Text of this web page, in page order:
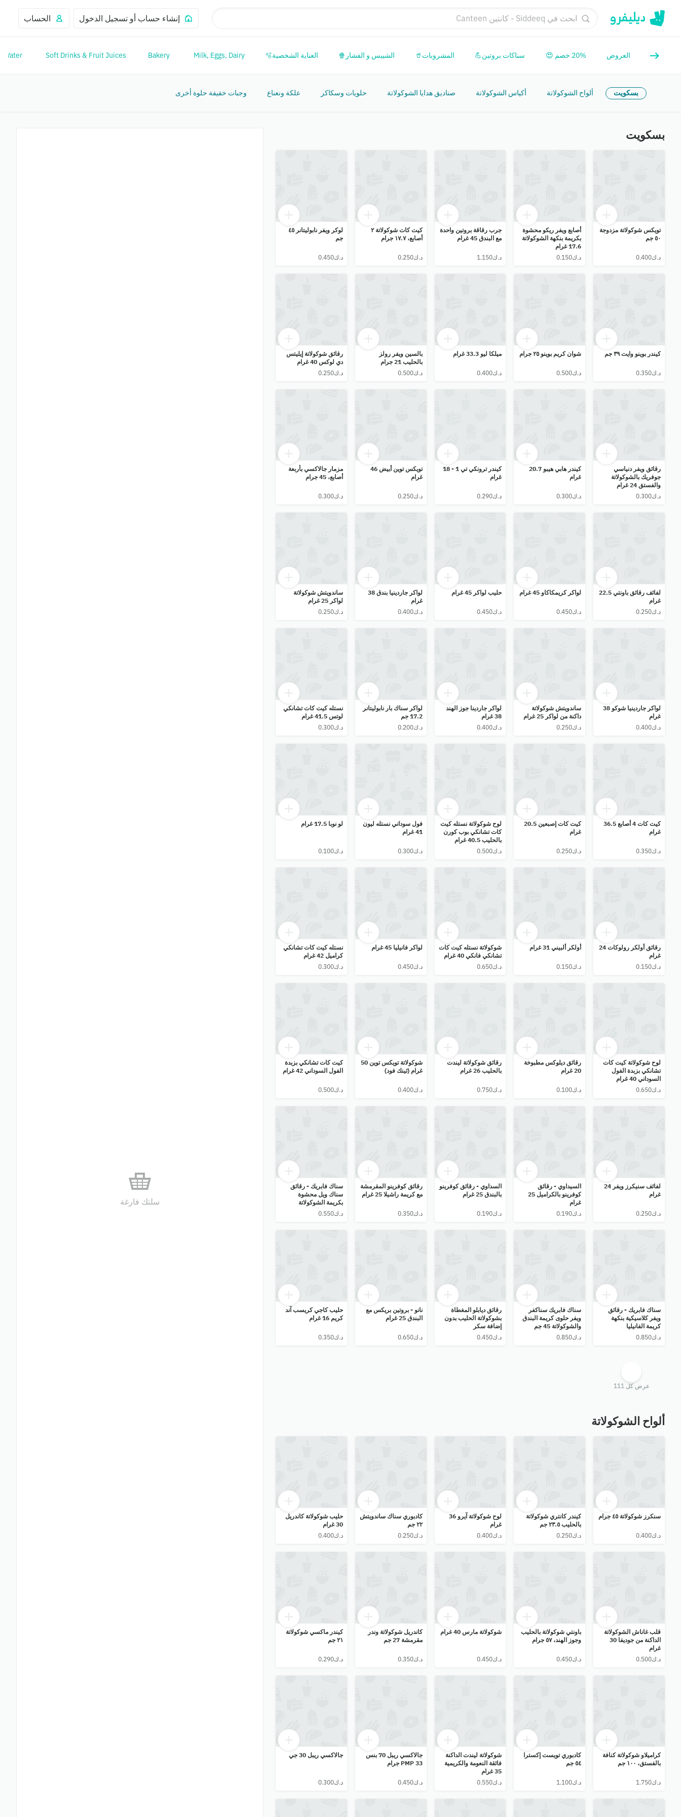
إنشاء حساب أو تسجيل الدخول الحساب
العروض 20% خصم 😍 سناكات بروتين💪 المشروبات🥤 الشيبس و الفشار🍿 العناية الشخصية🫧 Milk, Eggs, Dairy
Bakery
Soft Drinks & Fruit Juices
Water
بسكويت ألواح الشوكولاتة أكياس الشوكولاتة صناديق هدايا الشوكولاتة حلويات وسكاكر علكة ونعناع وجبات خفيفة حلوة أخرى
بسكويت
تويكس شوكولاتة مزدوجة
٥٠ جم
أصابع ويفر ريكو محشوة
بكريمة بنكهة الشوكولاتة
17.6 غرام
جرب رقاقة بروتين واحدة
مع البندق 45 غرام
كيت كات شوكولاتة ٢
أصابع، ١٧.٧ جرام
⁦د.ك0.250⁩
لوكر ويفر نابوليتانر ٤٥
جم
⁦د.ك0.450⁩
كيندر بوينو وايت ٣٩ جم شوان كريم بوينو ٢٥ جرام ميلكا ليو 33.3 غرام
بالسين ويفر رولز
بالحليب 21 جرام
⁦د.ك0.500⁩
رقائق شوكولاتة إيليتس
دي لوكس 40 غرام
⁦د.ك0.250⁩
رقائق ويفر دنياسي
جوفريك بالشوكولاتة
والفستق 24 غرام
كيندر هابي هيبو 20.7
غرام
كيندر ترونكي تي 1 - 18
غرام
تويكس توين أبيض 46
غرام
⁦د.ك0.250⁩
مزمار جالاكسي بأربعة
أصابع، 45 جرام
⁦د.ك0.300⁩
لفائف رقائق باونتي 22.5
غرام
لواكر كريمكاكاو 45 غرام حليب لواكر 45 غرام
لواكر جاردينيا بندق 38
غرام
⁦د.ك0.400⁩
ساندويتش شوكولاتة
لواكر 25 غرام
⁦د.ك0.250⁩
لواكر جاردينيا شوكو 38
غرام
ساندويتش شوكولاتة
داكنة من لواكر 25 غرام
لواكر جاردينا جوز الهند
38 غرام
لواكر سناك بار نابوليتانر
17.2 جم
⁦د.ك0.200⁩
نستله كيت كات تشانكي
لوتس 41.5 غرام
⁦د.ك0.300⁩
كيت كات 4 أصابع 36.5
غرام
كيت كات إصبعين 20.5
غرام
لوح شوكولاتة نستله كيت
كات تشانكي بوب كورن
بالحليب 40.5 غرام
فول سوداني نستله ليون
41 غرام
⁦د.ك0.300⁩
لو نوبا 17.5 غرام
⁦د.ك0.100⁩
رقائق أولكر رولوكات 24
غرام
أولكر ألبيني 31 غرام
شوكولاتة نستله كيت كات
تشانكي فانكي 40 غرام
لواكر فانيليا 45 غرام
⁦د.ك0.450⁩
نستله كيت كات تشانكي
كراميل 42 غرام
⁦د.ك0.300⁩
لوح شوكولاتة كيت كات
تشانكي بزبدة الفول
السوداني 40 غرام
رقائق ديلوكس مطبوخة
20 غرام
رقائق شوكولاتة ليندت
بالحليب 26 غرام
شوكولاتة تويكس توين 50
غرام (ثينك فود)
⁦د.ك0.400⁩
كيت كات تشانكي بزبدة
الفول السوداني 42 غرام
⁦د.ك0.500⁩
لفائف سنيكرز ويفر 24
غرام
السيداوي - رقائق
كوفرينو بالكراميل 25
غرام
السداوي - رقائق كوفرينو
بالبندق 25 غرام
رقائق كوفرينو المقرمشة
مع كريمة راشيلا 25 غرام
⁦د.ك0.350⁩
سناك فابريك - رقائق
سناك ويل محشوة
بكريمة الشوكولاتة
والمكسرات 20 غرام ⁦د.ك0.550⁩
سناك فابريك - رقائق
ويفر كلاسيكية بنكهة
كريمة الفانيليا
والشوكولاتة 45 غرام
سناك فابريك سناكفر
ويفر حلوى كريمة البندق
والشوكولاتة 45 جم
رقائق ديابلو المغطاة
بشوكولاتة الحليب بدون
إضافة سكر
نانو - بروتين بريكس مع
البندق 25 غرام
⁦د.ك0.650⁩
حليب كاجي كريسب آند
كريم 16 غرام
⁦د.ك0.350⁩
عرض كل 111
ألواح الشوكولاتة
سنكرز شوكولاتة ٤٥ جرام
كيندر كانتري شوكولاتة
بالحليب ٢٣.٥ جم
لوح شوكولاتة آيرو 36
غرام
كادبوري سناك ساندويتش
٢٢ جم
⁦د.ك0.250⁩
حليب شوكولاتة كاندريل
30 غرام
⁦د.ك0.400⁩
قلب غاناش الشوكولاتة
الداكنة من جوديفا 30
غرام
باونتي شوكولاتة بالحليب
وجوز الهند، ٥٧ جرام
شوكولاتة مارس 40 غرام
كاندريل شوكولاتة وندر
مقرمشة 27 جم
⁦د.ك0.350⁩
كيندر ماكسي شوكولاتة
٢١ جم
⁦د.ك0.290⁩
كراميلاو شوكولاتة كنافة
بالفستق، ١٠٠ جم
كادبوري تويست إكسترا
٥٤ جم
شوكولاتة ليندت الداكنة
فائقة النعومة والكريمية
35 غرام
جالاكسي ريبل 70 بنس
PMP 33 جرام
⁦د.ك0.450⁩
جالاكسي ريبل 30 جي
⁦د.ك0.300⁩
سلتك فارغة